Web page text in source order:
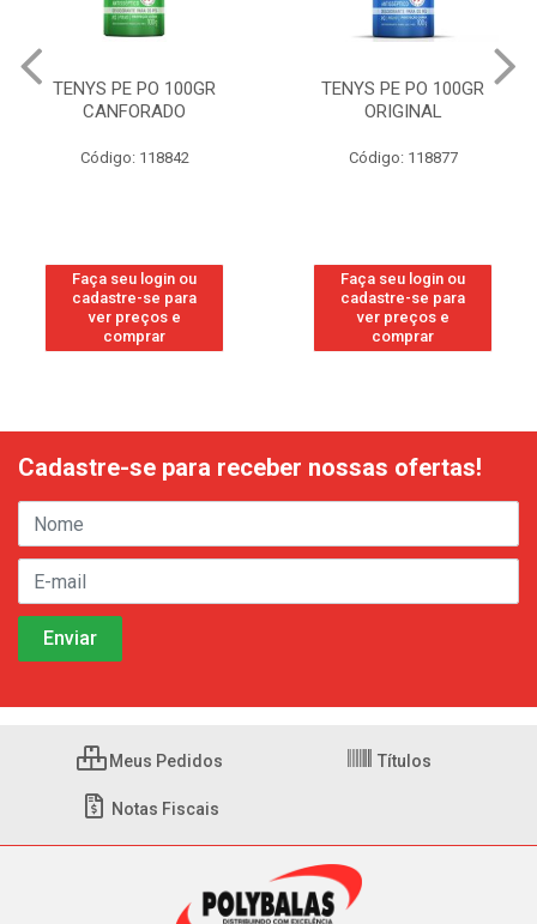
TENYS PE PO 100GR
CANFORADO
Código: 118842
Faça seu login ou
cadastre-se para
ver preços e
comprar
TENYS PE PO 100GR
ORIGINAL
Código: 118877
Faça seu login ou
cadastre-se para
ver preços e
comprar
Cadastre-se para receber nossas ofertas!
Meus Pedidos Títulos
Notas Fiscais